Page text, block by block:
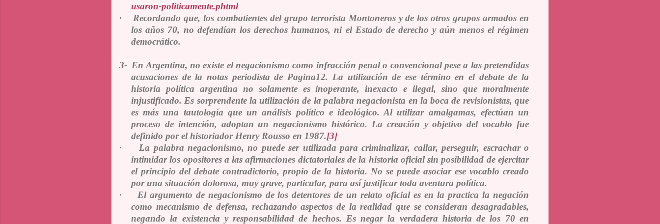
usaron-politicamente.phtml
·
Recordando que, los combatientes del grupo terrorista Montoneros y de los otros grupos armados en
los años 70, no defendían los derechos humanos, ni el Estado de derecho y aún menos el régimen
democrático.
3- En Argentina, no existe el negacionismo como infracción penal o convencionalpese a las pretendidas
acusaciones de la notas periodista de Pagina12. La utilización de ese término en el debate de la
historia política argentina no solamente es inoperante, inexacto e ilegal, sino que moralmente
injustificado. Es sorprendente la utilización de la palabra negacionista en la boca de revisionistas, que
es más una tautología que un análisis político e ideológico. Al utilizar amalgamas, efectúan un
proceso de intención, adoptan un negacionismo histórico. La creación y objetivo del vocablo fue
definido por el historiador Henry Rousso en 1987.[3]
·
La palabra negacionismo, no puede ser utilizada para criminalizar, callar, perseguir, escrachar o
intimidar los opositores a las afirmaciones dictatoriales de la historia oficial sin posibilidad de ejercitar
el principio del debate contradictorio, propio de la historia. No se puede asociar ese vocablo creado
por una situación dolorosa, muy grave, particular, para así justificar toda aventura política.
·
El argumento de negacionismo de los detentores de un relato oficial es en la practica la negación
como mecanismo de defensa, rechazando aspectos de la realidad que se consideran desagradables,
negando la existencia y responsabilidad de hechos. Es negar la verdadera historia de los 70 en